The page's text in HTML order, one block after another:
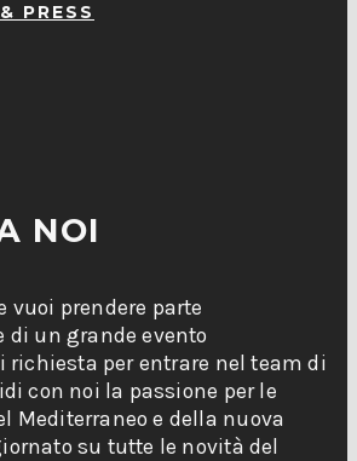
PRESS
NOI
vuoi prendere parte
un grande evento
per entrare nel team di
con noi la passione per le
Mediterraneo e della nuova
su tutte le novità del